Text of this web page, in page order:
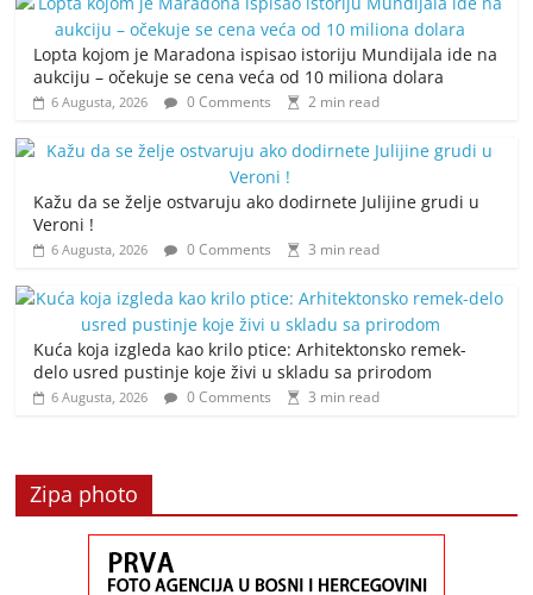
Lopta kojom je Maradona ispisao istoriju Mundijala ide na
aukciju – očekuje se cena veća od 10 miliona dolara
6 Augusta, 2026 0 Comments 2 min read
Kažu da se želje ostvaruju ako dodirnete Julijine grudi u
Veroni !
6 Augusta, 2026 0 Comments 3 min read
Kuća koja izgleda kao krilo ptice: Arhitektonsko remek-
delo usred pustinje koje živi u skladu sa prirodom
6 Augusta, 2026 0 Comments 3 min read
Zipa photo